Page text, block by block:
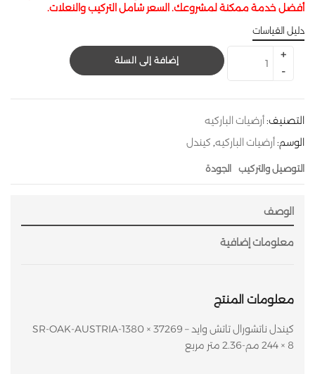
أفضل خدمة ممكنة لمشروعك. السعر شامل التركيب والنعلات.
دليل القياسات
إضافة إلى السلة
التصنيف:أرضيات الباركيه
الوسم:أرضيات الباركيه, كيندل
التوصيل والتركيب الجودة
الوصف
معلومات إضافية
معلومات المنتج
كيندل ناتشورال تاتش وايد – 37269 SR-OAK-AUSTRIA-1380 ×
244 × 8 مم-2.36 متر مربع